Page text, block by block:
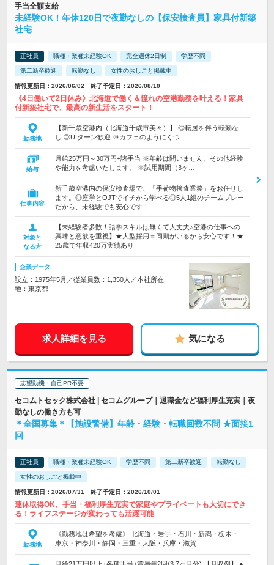
手当全額支給
未経験OK！年休120日で夜勤なしの【保安検査員】家具付新築
社宅
正社員 職種・業種未経験OK 完全週休2日制 学歴不問
第二新卒歓迎 転勤なし 女性のおしごと掲載中
情報更新日：2026/06/02 終了予定日：2026/08/10
《4日働いて2日休み》北海道で働く＆憧れの空港勤務を叶える！家具
付新築社宅で、最高の新生活をスタート！
勤務地
【新千歳空港内（北海道千歳市美々）】 ◎転居を伴う転勤な
し ◎UIターン歓迎 ※カフェのようにくつ…
給与
月給25万円～30万円+諸手当 ※年齢は問いません。その他経験
や能力を考慮いたします。 ※試用期間（3ヶ…
仕事内容
新千歳空港内の保安検査場で、「手荷物検査業務」をお任せし
ます。◎座学とOJTでイチから学べる◎5人1組のチームプレー
だから、未経験でも安心です！
対象と
なる方
【未経験者多数！語学スキルは無くて大丈夫♪空港の仕事への
興味と意欲を重視】★大型採用＝同期がいるから安心です！★
25歳で年収420万実績あり
企業データ
設立：1975年5月／従業員数：1,350人／本社所在
地：東京都
求人詳細を見る 気になる
志望動機・自己PR不要
セコムトセック株式会社 | セコムグループ｜退職金など福利厚生充実｜夜
勤なしの働き方も可
＊全国募集＊【施設警備】年齢・経験・転職回数不問 ★面接1
回
正社員 職種・業種未経験OK 学歴不問 第二新卒歓迎 転勤なし
女性のおしごと掲載中
情報更新日：2026/07/31 終了予定日：2026/10/01
連休取得OK、手当・福利厚生充実で家庭やプライベートも大切にでき
る！ライフステージが変わっても活躍可能
勤務地
《勤務地は希望を考慮》 北海道・岩手・石川・新潟・栃木・
東京・神奈川・静岡・三重・大阪・兵庫・滋賀…